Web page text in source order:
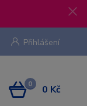
Přihlášení
0 0 Kč